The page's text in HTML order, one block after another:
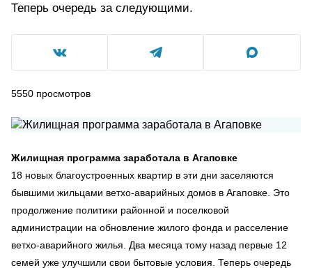
Теперь очередь за следующими.
5550 просмотров
Жилищная программа заработала в Агаповке
18 новых благоустроенных квартир в эти дни заселяются
бывшими жильцами ветхо-аварийных домов в Агаповке. Это
продолжение политики районной и поселковой
администрации на обновление жилого фонда и расселение
ветхо-аварийного жилья. Два месяца тому назад первые 12
семей уже улучшили свои бытовые условия. Теперь очередь